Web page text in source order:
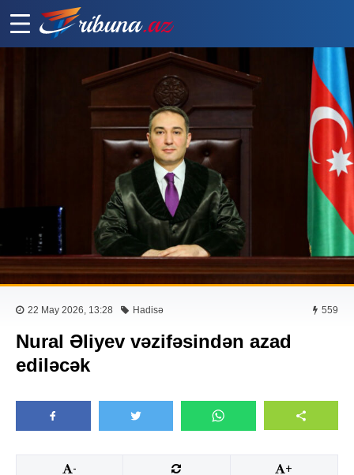
22 May 2026, 13:28 Hadisə 559
Nural Əliyev vəzifəsindən azad
ediləcək
- +